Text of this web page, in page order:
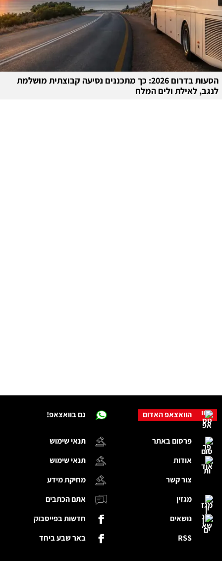
הסעות בדרום 2026: כך מתכננים נסיעה קבוצתית מושלמת
לנגב, לאילת ולים המלח
גם בוואצאפ!
תנאי שימוש
תנאי שימוש
מחיקת מידע
אתם הכתבים
חדשות בפייסבוק
באר שבע ביחד
הוואצאפ האדום
פרסום באתר
אודות
צור קשר
מגזין
נושאים
RSS